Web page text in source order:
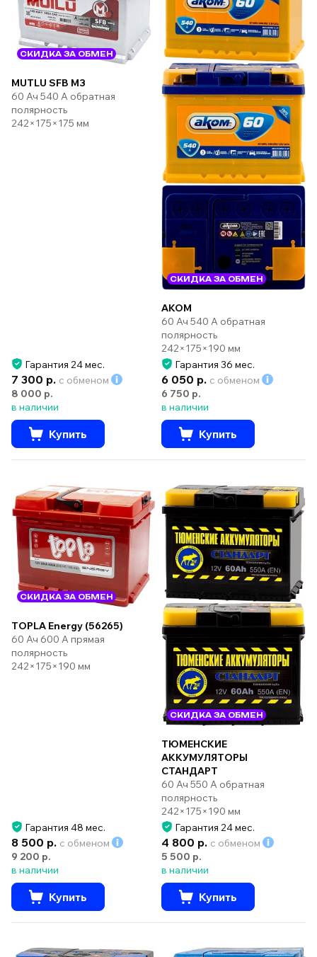
СКИДКА ЗА ОБМЕН
MUTLU SFB M3
60 Ач 540 А обратная
полярность
242×175×175 мм
Гарантия 24 мес.
7 300 р. с обменом
8 000 р.
в наличии
Купить
СКИДКА ЗА ОБМЕН
AKOM
60 Ач 540 А обратная
полярность
242×175×190 мм
Гарантия 36 мес.
6 050 р. с обменом
6 750 р.
в наличии
Купить
СКИДКА ЗА ОБМЕН
TOPLA Energy (56265)
60 Ач 600 А прямая
полярность
242×175×190 мм
Гарантия 48 мес.
8 500 р. с обменом
9 200 р.
в наличии
Купить
СКИДКА ЗА ОБМЕН
ТЮМЕНСКИЕ
АККУМУЛЯТОРЫ
СТАНДАРТ
60 Ач 550 А обратная
полярность
242×175×190 мм
Гарантия 24 мес.
4 800 р. с обменом
5 500 р.
в наличии
Купить